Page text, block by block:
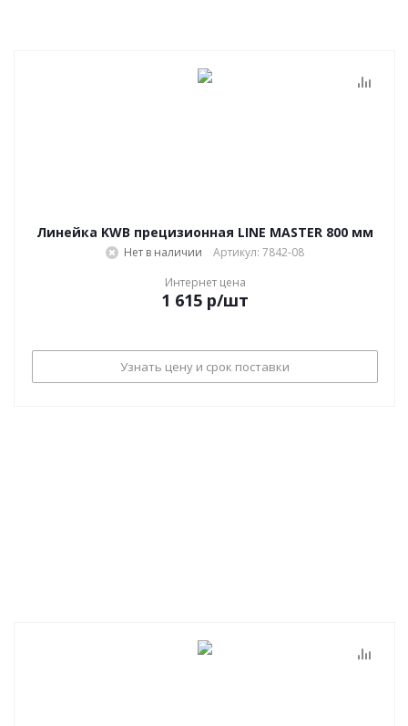
Линейка KWB прецизионная LINE MASTER 800 мм
Нет в наличии
Артикул: 7842-08
Интернет цена
1 615 р/шт
Узнать цену и срок поставки